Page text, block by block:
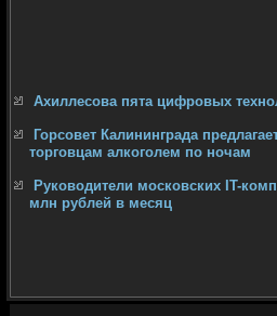
Ахиллесова пята цифровых
Горсовет Калининграда
торговцам алкоголем по ночам
Руководители московских IT-
млн рублей в месяц